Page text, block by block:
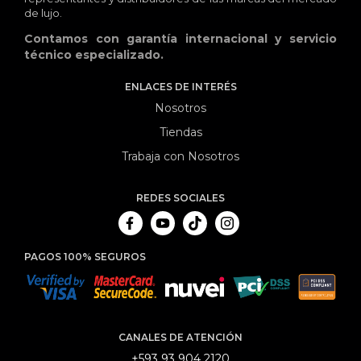
de lujo.
Contamos con garantía internacional y servicio
técnico especializado.
ENLACES DE INTERÉS
Nosotros
Tiendas
Trabaja con Nosotros
REDES SOCIALES
PAGOS 100% SEGUROS
CANALES DE ATENCIÓN